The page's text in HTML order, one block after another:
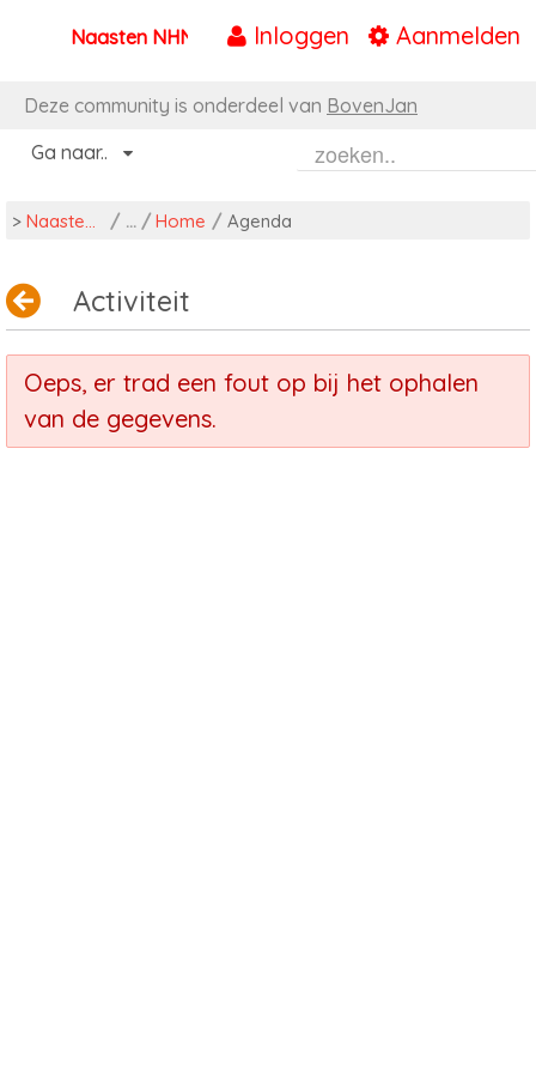
Naar content
Inloggen Aanmelden
Naasten NHN
Deze community is onderdeel van BovenJan
Ga naar..
> Naasten NHN / Home / Agenda
Activiteit
Oeps, er trad een fout op bij het ophalen
van de gegevens.